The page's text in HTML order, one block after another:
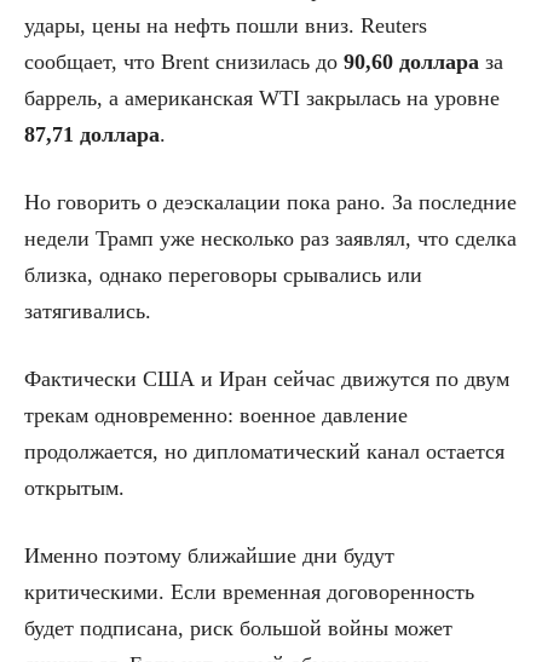
удары, цены на нефть пошли вниз. Reuters
сообщает, что Brent снизилась до 90,60 доллара за
баррель, а американская WTI закрылась на уровне
87,71 доллара.
Но говорить о деэскалации пока рано. За последние
недели Трамп уже несколько раз заявлял, что сделка
близка, однако переговоры срывались или
затягивались.
Фактически США и Иран сейчас движутся по двум
трекам одновременно: военное давление
продолжается, но дипломатический канал остается
открытым.
Именно поэтому ближайшие дни будут
критическими. Если временная договоренность
будет подписана, риск большой войны может